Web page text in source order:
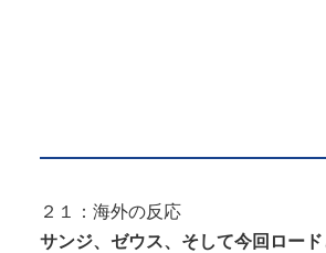
２１：海外の反応
サンジ、ゼウス、そして今回ロード